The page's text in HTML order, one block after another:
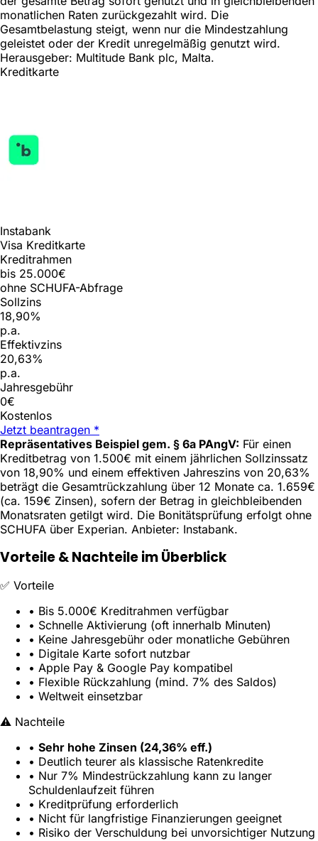
monatlichen Raten zurückgezahlt wird. Die
Gesamtbelastung steigt, wenn nur die Mindestzahlung
geleistet oder der Kredit unregelmäßig genutzt wird.
Herausgeber: Multitude Bank plc, Malta.
Kreditkarte
Instabank
Visa Kreditkarte
Kreditrahmen
bis 25.000€
ohne SCHUFA-Abfrage
Sollzins
18,90%
p.a.
Effektivzins
20,63%
p.a.
Jahresgebühr
0€
Kostenlos
Jetzt beantragen *
Repräsentatives Beispiel gem. § 6a PAngV: Für einen
Kreditbetrag von 1.500€ mit einem jährlichen Sollzinssatz
von 18,90% und einem effektiven Jahreszins von 20,63%
beträgt die Gesamtrückzahlung über 12 Monate ca. 1.659€
(ca. 159€ Zinsen), sofern der Betrag in gleichbleibenden
Monatsraten getilgt wird. Die Bonitätsprüfung erfolgt ohne
SCHUFA über Experian. Anbieter: Instabank.
Vorteile & Nachteile im Überblick
✅ Vorteile
• Bis 5.000€ Kreditrahmen verfügbar
• Schnelle Aktivierung (oft innerhalb Minuten)
• Keine Jahresgebühr oder monatliche Gebühren
• Digitale Karte sofort nutzbar
• Apple Pay & Google Pay kompatibel
• Flexible Rückzahlung (mind. 7% des Saldos)
• Weltweit einsetzbar
⚠️ Nachteile
• Sehr hohe Zinsen (24,36% eff.)
• Deutlich teurer als klassische Ratenkredite
• Nur 7% Mindestrückzahlung kann zu langer
Schuldenlaufzeit führen
• Kreditprüfung erforderlich
• Nicht für langfristige Finanzierungen geeignet
• Risiko der Verschuldung bei unvorsichtiger Nutzung